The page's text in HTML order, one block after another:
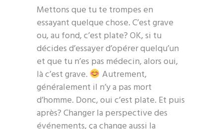
Mettons que tu te trompes en
essayant quelque chose. C’est grave
ou, au fond, c’est plate? OK, si tu
décides d’essayer d’opérer quelqu’un
et que tu n’es pas médecin, alors oui,
là c’est grave.
Autrement,
généralement il n’y a pas mort
d’homme. Donc, oui c’est plate. Et puis
après? Changer la perspective des